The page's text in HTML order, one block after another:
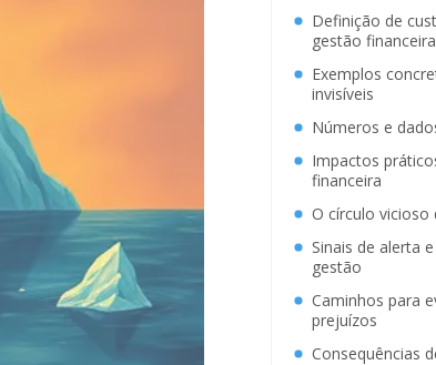
Definição de
gestão financeira
Exemplos
invisíveis
Números e
Impactos
financeira
O círculo vicioso
Sinais de alerta
gestão
Caminhos para
prejuízos
Consequências